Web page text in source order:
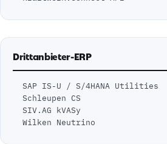
Drittanbieter-ERP
SAP IS-U / S/4HANA Utilities
Schleupen CS
SIV.AG kVASy
Wilken Neutrino